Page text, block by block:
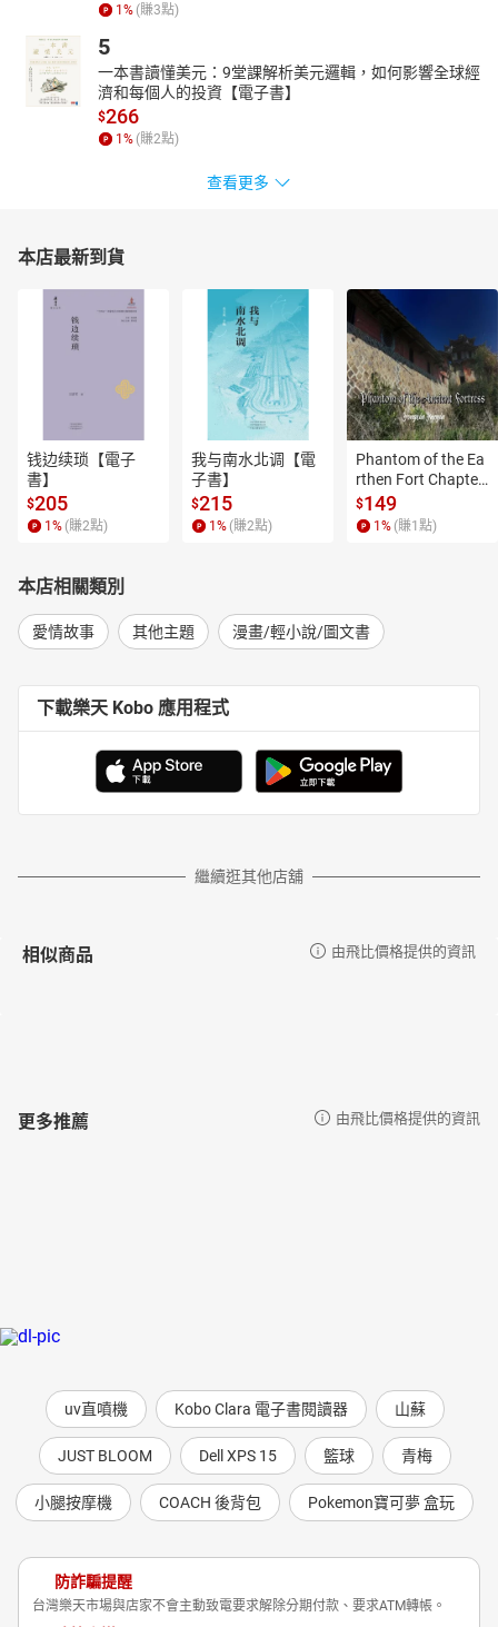
1% (賺3點)
5
一本書讀懂美元：9堂課解析美元邏輯，如何影響全球經
濟和每個人的投資【電子書】
$266
1% (賺2點)
查看更多
本店最新到貨
钱边续琐【電子
書】
$205
1 % (賺2點)
我与南水北调【電
子書】
$215
1 % (賺2點)
Phantom of the Ea
rthen Fort Chapter
4【有聲書】
$149
1 % (賺1 點)
本店相關類別
愛情故事 其他主題 漫畫/輕小說/圖文書
下載樂天 Kobo 應用程式
繼續逛其他店舖
相似商品 由飛比價格提供的資訊
更多推薦 由飛比價格提供的資訊
uv直噴機 Kobo Clara 電子書閱讀器 山蘇
JUST BLOOM Dell XPS 15 籃球 青梅
小腿按摩機 COACH 後背包 Pokemon寶可夢 盒玩
防詐騙提醒
台灣樂天市場與店家不會主動致電要求解除分期付款、要求ATM轉帳。